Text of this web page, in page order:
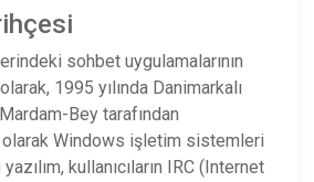
sohbet uygulamalarının
1995 yılında Danimarkalı
Bey tarafından
Windows işletim sistemleri
kullanıcıların IRC (Internet